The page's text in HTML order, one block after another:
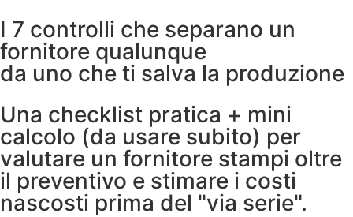
I 7 controlli che separano un
fornitore qualunque
da uno che ti salva la produzione
Una checklist pratica + mini
calcolo (da usare subito) per
valutare un fornitore stampi oltre
il preventivo e stimare i costi
nascosti prima del "via serie".